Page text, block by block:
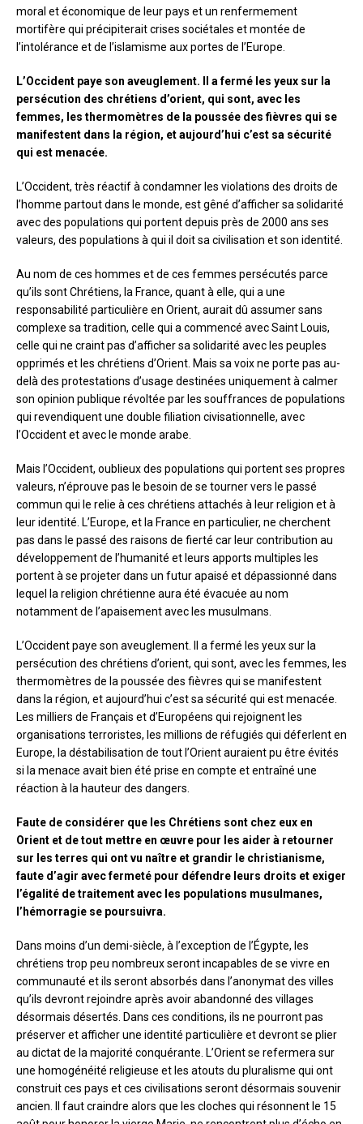
moral et économique de leur pays et un renfermement
mortifère qui précipiterait crises sociétales et montée de
l’intolérance et de l’islamisme aux portes de l’Europe.
L’Occident paye son aveuglement. Il a fermé les yeux sur la
persécution des chrétiens d’orient, qui sont, avec les
femmes, les thermomètres de la poussée des fièvres qui se
manifestent dans la région, et aujourd’hui c’est sa sécurité
qui est menacée.
L’Occident, très réactif à condamner les violations des droits de
l’homme partout dans le monde, est gêné d’afficher sa solidarité
avec des populations qui portent depuis près de 2000 ans ses
valeurs, des populations à qui il doit sa civilisation et son identité.
Au nom de ces hommes et de ces femmes persécutés parce
qu’ils sont Chrétiens, la France, quant à elle, qui a une
responsabilité particulière en Orient, aurait dû assumer sans
complexe sa tradition, celle qui a commencé avec Saint Louis,
celle qui ne craint pas d’afficher sa solidarité avec les peuples
opprimés et les chrétiens d’Orient. Mais sa voix ne porte pas au-
delà des protestations d’usage destinées uniquement à calmer
son opinion publique révoltée par les souffrances de populations
qui revendiquent une double filiation civisationnelle, avec
l’Occident et avec le monde arabe.
Mais l’Occident, oublieux des populations qui portent ses propres
valeurs, n’éprouve pas le besoin de se tourner vers le passé
commun qui le relie à ces chrétiens attachés à leur religion et à
leur identité. L’Europe, et la France en particulier, ne cherchent
pas dans le passé des raisons de fierté car leur contribution au
développement de l’humanité et leurs apports multiples les
portent à se projeter dans un futur apaisé et dépassionné dans
lequel la religion chrétienne aura été évacuée au nom
notamment de l’apaisement avec les musulmans.
L’Occident paye son aveuglement. Il a fermé les yeux sur la
persécution des chrétiens d’orient, qui sont, avec les femmes, les
thermomètres de la poussée des fièvres qui se manifestent
dans la région, et aujourd’hui c’est sa sécurité qui est menacée.
Les milliers de Français et d’Européens qui rejoignent les
organisations terroristes, les millions de réfugiés qui déferlent en
Europe, la déstabilisation de tout l’Orient auraient pu être évités
si la menace avait bien été prise en compte et entraîné une
réaction à la hauteur des dangers.
Faute de considérer que les Chrétiens sont chez eux en
Orient et de tout mettre en œuvre pour les aider à retourner
sur les terres qui ont vu naître et grandir le christianisme,
faute d’agir avec fermeté pour défendre leurs droits et exiger
l’égalité de traitement avec les populations musulmanes,
l’hémorragie se poursuivra.
Dans moins d’un demi-siècle, à l’exception de l’Égypte, les
chrétiens trop peu nombreux seront incapables de se vivre en
communauté et ils seront absorbés dans l’anonymat des villes
qu’ils devront rejoindre après avoir abandonné des villages
désormais désertés. Dans ces conditions, ils ne pourront pas
préserver et afficher une identité particulière et devront se plier
au dictat de la majorité conquérante. L’Orient se refermera sur
une homogénéité religieuse et les atouts du pluralisme qui ont
construit ces pays et ces civilisations seront désormais souvenir
ancien. Il faut craindre alors que les cloches qui résonnent le 15